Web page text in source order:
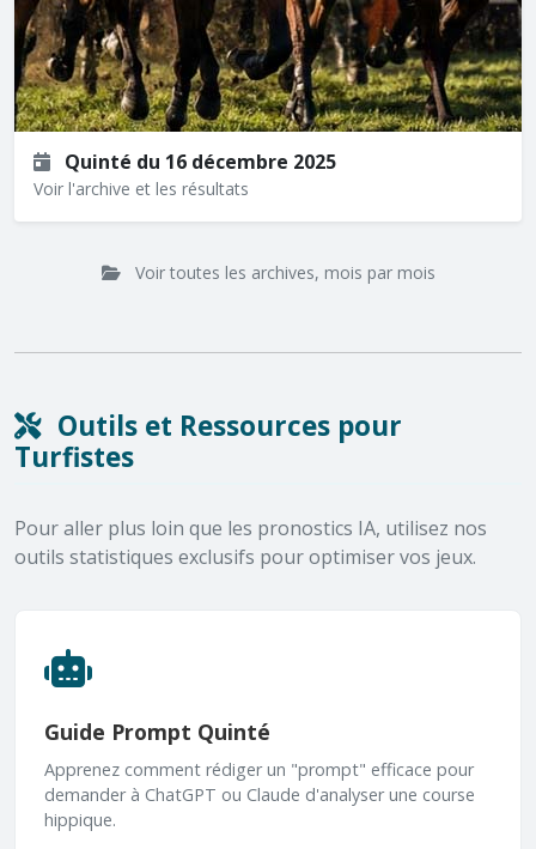
Quinté du 16 décembre 2025
Voir l'archive et les résultats
Voir toutes les archives, mois par mois
Outils et Ressources pour
Turfistes
Pour aller plus loin que les pronostics IA, utilisez nos
outils statistiques exclusifs pour optimiser vos jeux.
Guide Prompt Quinté
Apprenez comment rédiger un "prompt" efficace pour
demander à ChatGPT ou Claude d'analyser une course
hippique.